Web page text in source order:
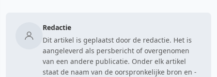
Redactie
Dit artikel is geplaatst door de redactie. Het is
aangeleverd als persbericht of overgenomen
van een andere publicatie. Onder elk artikel
staat de naam van de oorspronkelijke bron en -